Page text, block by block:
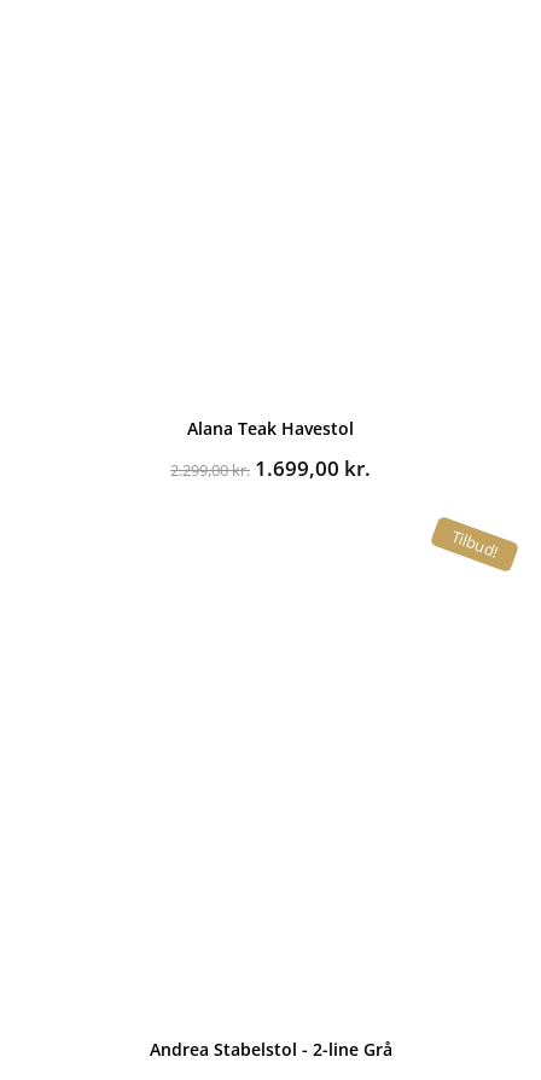
Alana Teak Havestol
2.299,00kr. Den
1.699,00 kr.
1.699,00 kr..
Tilbud!
Andrea Stabelstol - 2-line Grå